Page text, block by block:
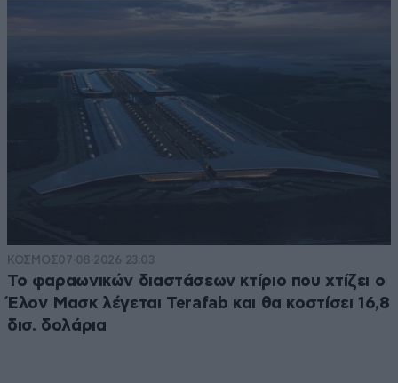
ΚΟΣΜΟΣ07·08·2026 23:03
Το φαραωνικών διαστάσεων κτίριο που χτίζει ο
Έλον Μασκ λέγεται Terafab και θα κοστίσει 16,8
δισ. δολάρια